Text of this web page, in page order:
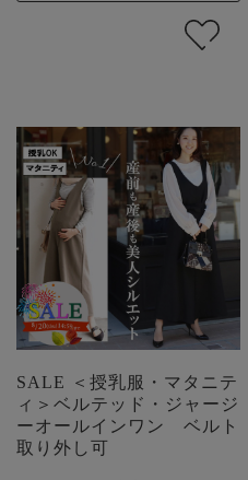
SALE ＜授乳服・マタニテ
ィ＞ベルテッド・ジャージ
ーオールインワン ベルト
取り外し可